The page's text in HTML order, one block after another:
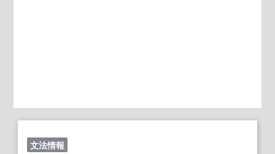
文法情報